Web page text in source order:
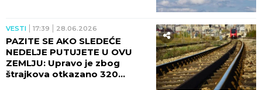
VESTI 17:39 28.06.2026
PAZITE SE AKO SLEDEĆE
NEDELJE PUTUJETE U OVU
ZEMLJU: Upravo je zbog
štrajkova otkazano 320